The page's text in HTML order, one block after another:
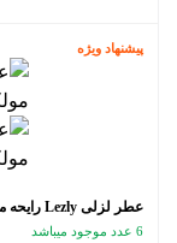
پیشنهاد ویژه
عطر لزلی Lezly رایحه مولکول 022 حجم 30 میلی لیتر
6 عدد موجود میباشد